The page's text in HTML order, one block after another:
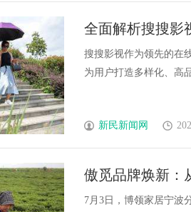
全面解析搜搜影
搜搜影视作为领先的在
为用户打造多样化、高
新民新闻网
傲觅品牌焕新：
精神栖息地
7月3日，博领家居宁波